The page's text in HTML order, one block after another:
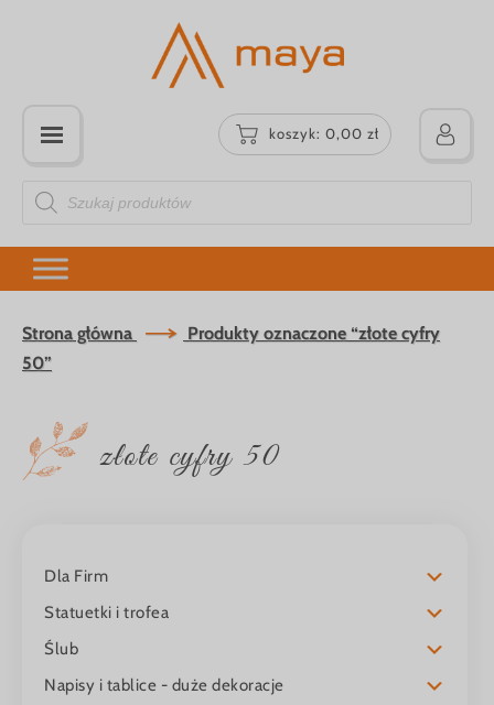
Wyszukiwarka
produktów
koszyk: 0,00 zł
Strona główna
Produkty oznaczone “złote cyfry
50”
złote cyfry 50
Dla Firm
Statuetki i trofea
Ślub
Napisy i tablice - duże dekoracje